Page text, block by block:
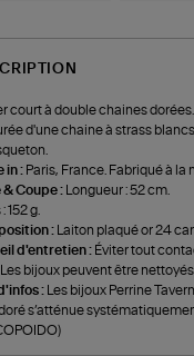
court à double chaines
d'une chaine à strass
in : Paris, France. Fabriqué à la
& Coupe :
Longueur : 52 cm.
152 g.
:
Laiton plaqué or 24
d'entretien : Éviter tout
Les bijoux peuvent être
:
Les bijoux Perrine
s’atténue